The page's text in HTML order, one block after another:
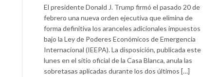
El presidente Donald J. Trump firmó el pasado 20 de
febrero una nueva orden ejecutiva que elimina de
forma definitiva los aranceles adicionales impuestos
bajo la Ley de Poderes Económicos de Emergencia
Internacional (IEEPA). La disposición, publicada este
lunes en el sitio oficial de la Casa Blanca, anula las
sobretasas aplicadas durante los dos últimos […]